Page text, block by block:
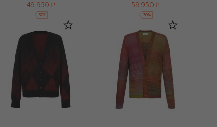
49 950 ₽
-30%
59 950 ₽
-30%